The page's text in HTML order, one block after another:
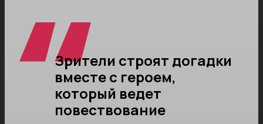
Зрители строят догадки
вместе с героем,
который ведет
повествование